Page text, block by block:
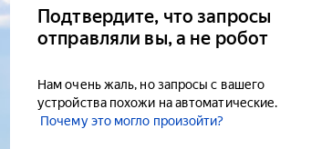
Подтвердите, что запросы
отправляли вы, а не робот
Нам очень жаль, но запросы с вашего
устройства похожи на автоматические.
Почему это могло произойти?